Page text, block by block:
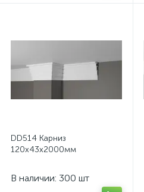
DD514 Карниз
120х43х2000мм
В наличии: 300 шт